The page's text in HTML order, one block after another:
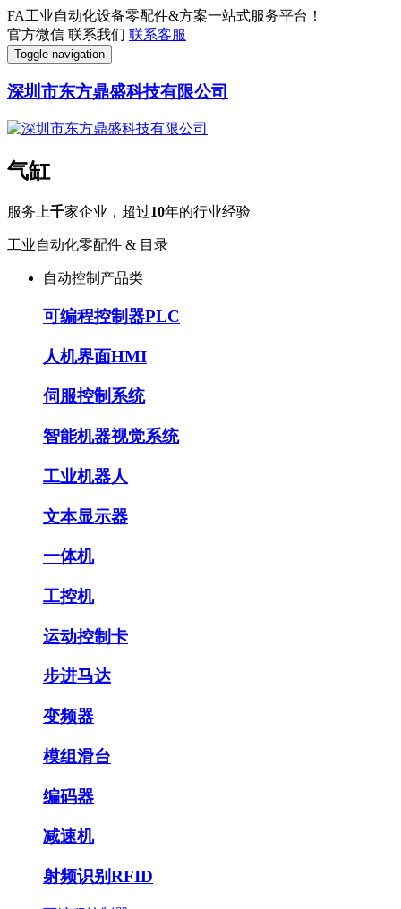
FA工业自动化设备零配件&方案一站式服务平台！
官方微信 联系我们 联系客服
Toggle navigation
深圳市东方鼎盛科技有限公司
气缸
服务上千家企业，超过10年的行业经验
工业自动化零配件 & 目录
自动控制产品类
可编程控制器PLC
人机界面HMI
伺服控制系统
智能机器视觉系统
工业机器人
文本显示器
一体机
工控机
运动控制卡
步进马达
变频器
模组滑台
编码器
减速机
射频识别RFID